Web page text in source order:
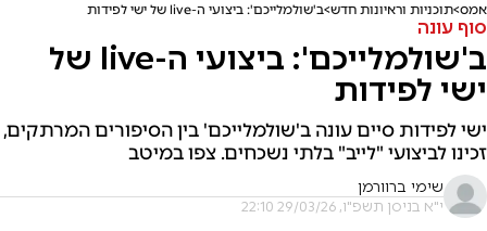
אמס תוכניות וראיונות חדש ב'שולמלייכם': ביצועי ה-live של ישי לפידות
סוף עונה
ב'שולמלייכם': ביצועי ה-live של
ישי לפידות
ישי לפידות סיים עונה ב'שולמלייכם' בין הסיפורים המרתקים,
זכינו לביצועי "לייב" בלתי נשכחים. צפו במיטב
שימי ברוורמן
י"א בניסן תשפ"ו, 29/03/26 22:10